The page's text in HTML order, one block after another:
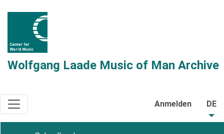
Wolfgang Laade Music of Man Archive
Anmelden DE